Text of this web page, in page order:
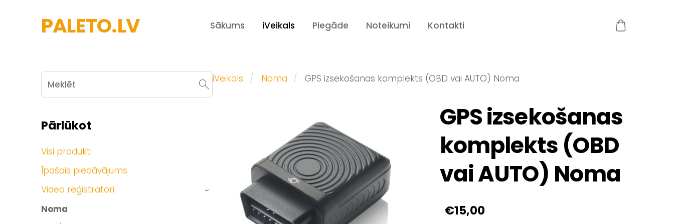
PALETO.LV Sākums iVeikals Piegāde Noteikumi Kontakti
Pārlūkot
Visi produkti
Īpašais piedāvājums
Video reģistratori
›
Noma
iVeikals Noma GPS izsekošanas komplekts (OBD vai AUTO) Noma
GPS izsekošanas
komplekts (OBD
vai AUTO) Noma
€15,00